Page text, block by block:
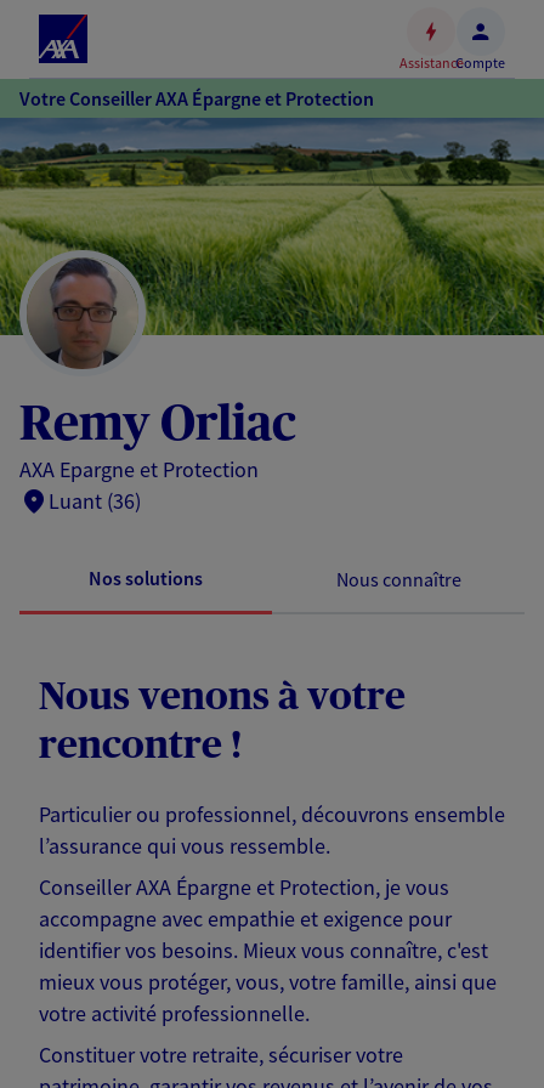
Accéder
au
contenu
principal
Accéder
au
pied
de
page
AssistanceCompte
Votre Conseiller AXA Épargne et Protection
Remy Orliac
AXA Epargne et Protection
Luant (36)
Nos solutions Nous connaître
Nous venons à votre
rencontre !
Particulier ou professionnel, découvrons ensemble
l’assurance qui vous ressemble.
Conseiller AXA Épargne et Protection, je vous
accompagne avec empathie et exigence pour
identifier vos besoins. Mieux vous connaître, c'est
mieux vous protéger, vous, votre famille, ainsi que
votre activité professionnelle.
Constituer votre retraite, sécuriser votre